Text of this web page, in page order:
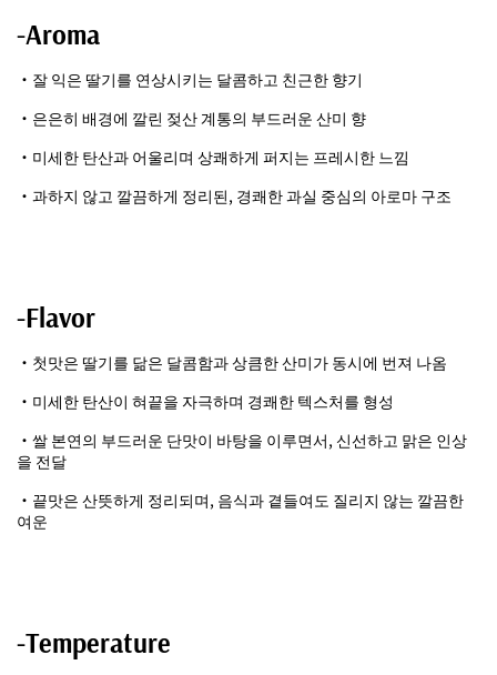
-Aroma
・잘 익은 딸기를 연상시키는 달콤하고 친근한 향기
・은은히 배경에 깔린 젖산 계통의 부드러운 산미 향
・미세한 탄산과 어울리며 상쾌하게 퍼지는 프레시한 느낌
・과하지 않고 깔끔하게 정리된, 경쾌한 과실 중심의 아로마 구조
-Flavor
・첫맛은 딸기를 닮은 달콤함과 상큼한 산미가 동시에 번져 나옴
・미세한 탄산이 혀끝을 자극하며 경쾌한 텍스처를 형성
・쌀 본연의 부드러운 단맛이 바탕을 이루면서, 신선하고 맑은 인상
을 전달
・끝맛은 산뜻하게 정리되며, 음식과 곁들여도 질리지 않는 깔끔한
여운
-Temperature